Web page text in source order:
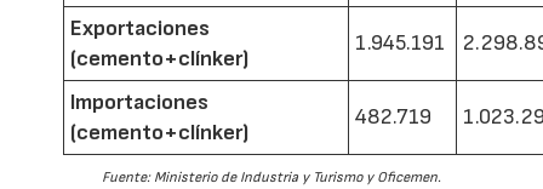
Exportaciones
(cemento+clínker)
1.945.191
Importaciones
(cemento+clínker)
482.719
Fuente: Ministerio de Industria y Turismo y Oficemen.